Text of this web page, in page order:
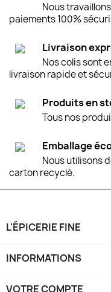
Nous
paiements 100%
Livraison
Nos colis sont
livraison rapide et
Produits en
Tous nos
Emballage
Nous utilisons
carton recyclé.
L'ÉPICERIE FINE
INFORMATIONS
VOTRE COMPTE